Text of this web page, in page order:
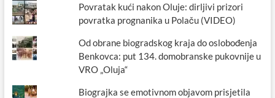
Povratak kući nakon Oluje: dirljivi prizori
povratka prognanika u Polaču (VIDEO)
Od obrane biogradskog kraja do oslobođenja
Benkovca: put 134. domobranske pukovnije u
VRO „Oluja“
Biograjka se emotivnom objavom prisjetila